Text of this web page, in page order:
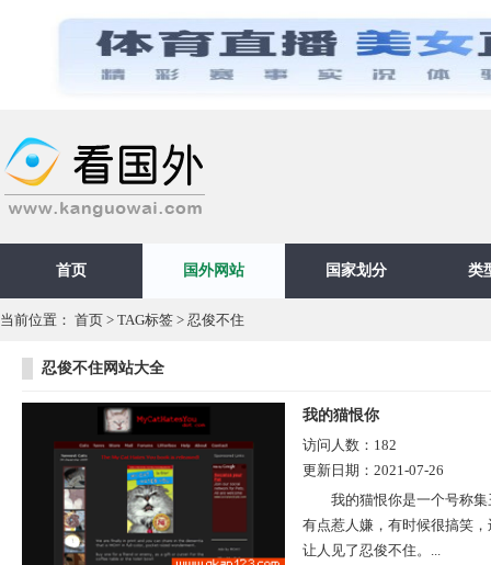
首页 国外网站 国家划分 类
当前位置： 首页 > TAG标签 > 忍俊不住
忍俊不住网站大全
我的猫恨你
访问人数： 182
更新日期： 2021-07-26
我的猫恨你是一个号称
有点惹人嫌，有时候很搞笑
让人见了忍俊不住。...